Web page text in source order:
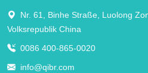
Nr. 61, Binhe Straße, Luolong
Volksrepublik China
0086 400-865-0020
info@qibr.com